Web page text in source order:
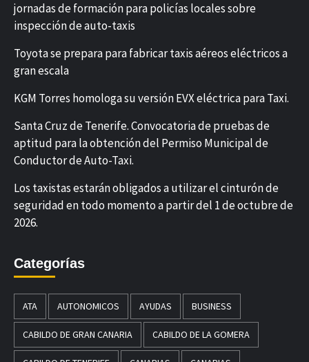
jornadas de formación para policías locales sobre
inspección de auto-taxis
Toyota se prepara para fabricar taxis aéreos eléctricos a
gran escala
KGM Torres homologa su versión EVX eléctrica para Taxi.
Santa Cruz de Tenerife. Convocatoria de pruebas de
aptitud para la obtención del Permiso Municipal de
Conductor de Auto-Taxi.
Los taxistas estarán obligados a utilizar el cinturón de
seguridad en todo momento a partir del 1 de octubre de
2026.
Categorías
ATA AUTONOMICOS AYUDAS BUSINESS
CABILDO DE GRAN CANARIA CABILDO DE LA GOMERA